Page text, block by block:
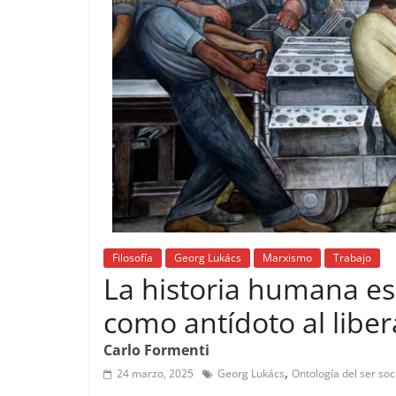
Filosofía Georg Lukács Marxismo Trabajo
La historia humana
como antídoto al
Carlo Formenti
24 marzo, 2025 Georg Lukács, Ontología del ser